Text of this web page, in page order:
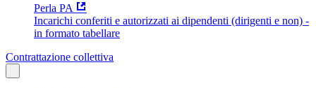
Perla PA
Incarichi conferiti e autorizzati ai dipendenti (dirigenti e non) -
in formato tabellare
Contrattazione collettiva